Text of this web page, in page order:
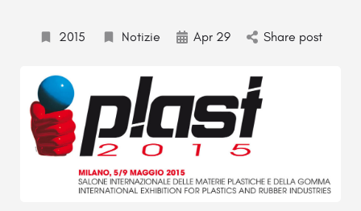
2015 Notizie Apr 29 Share post